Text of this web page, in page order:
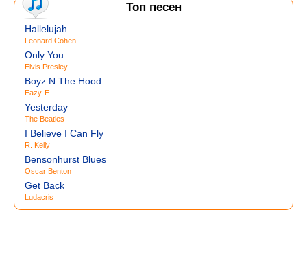
Топ песен
Hallelujah
Leonard Cohen
Only You
Elvis Presley
Boyz N The Hood
Eazy-E
Yesterday
The Beatles
I Believe I Can Fly
R. Kelly
Bensonhurst Blues
Oscar Benton
Get Back
Ludacris